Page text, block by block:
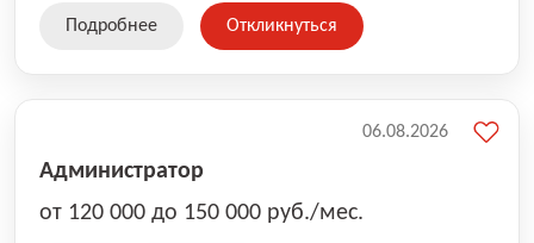
Подробнее Откликнуться
Администратор
от 120 000 до 150 000 руб./мес.
06.08.2026